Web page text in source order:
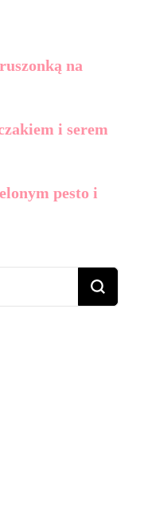
na
i serem
pesto i